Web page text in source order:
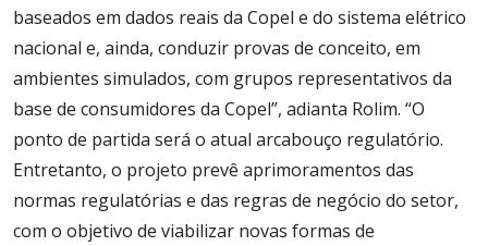
baseados em dados reais da Copel e do sistema elétrico
nacional e, ainda, conduzir provas de conceito, em
ambientes simulados, com grupos representativos da
base de consumidores da Copel”, adianta Rolim. “O
ponto de partida será o atual arcabouço regulatório.
Entretanto, o projeto prevê aprimoramentos das
normas regulatórias e das regras de negócio do setor,
com o objetivo de viabilizar novas formas de